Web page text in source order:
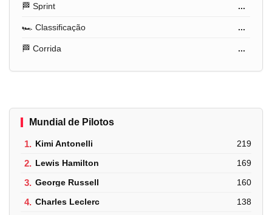
🏁 Sprint ...
🏎️ Classificação ...
🏁 Corrida ...
Mundial de Pilotos
1. Kimi Antonelli 219
2. Lewis Hamilton 169
3. George Russell 160
4. Charles Leclerc 138